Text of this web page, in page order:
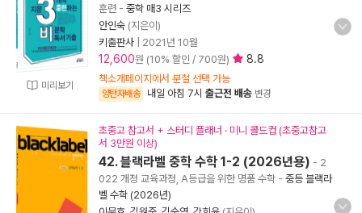
미리보기
훈련 - 중학 매3 시리즈
안인숙 (지은이)
키출판사
2021년 10월
12,600원 (10% 할인 / 700원) 8.8
책소개페이지에서 분철 선택 가능
양탄자배송 내일 아침 7시 출근전 배송 변경
초중고 참고서 + 스터디 플래너 · 미니 콜드컵 (초중고참고
서 3만원 이상)
42. 블랙라벨 중학 수학 1-2 (2026년용) - 2
022 개정 교육과정, A등급을 위한 명품 수학 - 중등 블랙라
벨 수학 (2026년)